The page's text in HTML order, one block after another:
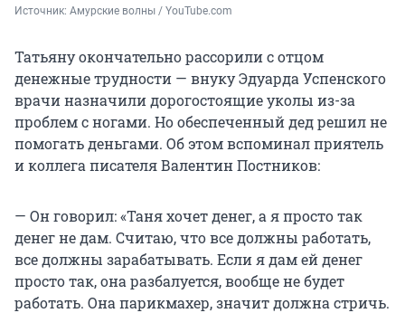
Источник: Амурские волны / YouTube.com
Татьяну окончательно рассорили с отцом
денежные трудности — внуку Эдуарда Успенского
врачи назначили дорогостоящие уколы из-за
проблем с ногами. Но обеспеченный дед решил не
помогать деньгами. Об этом вспоминал приятель
и коллега писателя Валентин Постников:
— Он говорил: «Таня хочет денег, а я просто так
денег не дам. Считаю, что все должны работать,
все должны зарабатывать. Если я дам ей денег
просто так, она разбалуется, вообще не будет
работать. Она парикмахер, значит должна стричь.